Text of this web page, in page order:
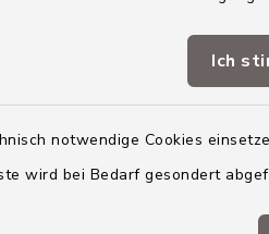
Ich
notwendige Cookies
wird bei Bedarf gesondert